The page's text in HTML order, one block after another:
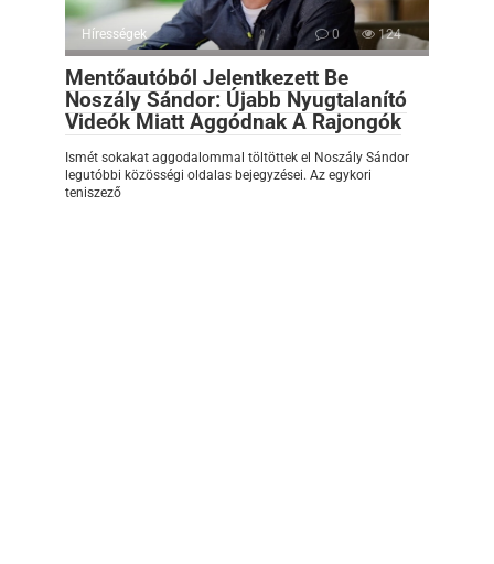
Hírességek 0 124
Mentőautóból Jelentkezett Be
Noszály Sándor: Újabb Nyugtalanító
Videók Miatt Aggódnak A Rajongók
Ismét sokakat aggodalommal töltöttek el Noszály Sándor
legutóbbi közösségi oldalas bejegyzései. Az egykori
teniszező